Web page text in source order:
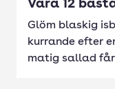
Våra 12
Glöm blaskig
kurrande efter
matig sallad får